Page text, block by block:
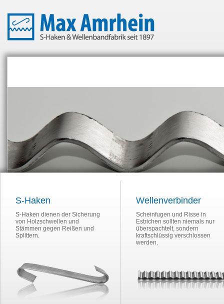
S-Haken
S-Haken dienen der Sicherung
von Holzschwellen und
Stämmen gegen Reißen und
Splittern.
Wellenverbinder
Scheinfugen und Risse in
Estrichen sollten niemals nur
überspachtelt, sondern
kraftschlüssig verschlossen
werden.